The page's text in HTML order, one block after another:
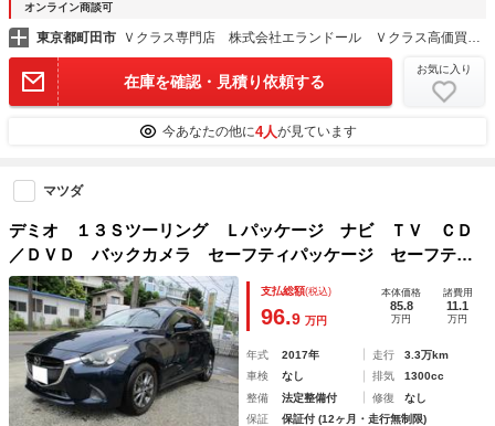
オンライン商談可
東京都町田市 Ｖクラス専門店 株式会社エランドール Ｖクラス高価買取中
在庫を確認・見積り依頼する
お気に入り
今あなたの他に4人が見ています
マツダ
デミオ １３Ｓツーリング Ｌパッケージ ナビ ＴＶ ＣＤ
／ＤＶＤ バックカメラ セーフティパッケージ セーフティ
クルーズパッケージ レーダークルーズコントロール ワンオ
ーナー
支払総額(税込)
96.9 万円
本体価格
85.8
万円
諸費用
11.1
万円
年式 2017年 走行
3.3万km
車検
なし 排気
1300cc
整備
法定整備付 修復
なし
保証
保証付 (12ヶ月・走行無制限)